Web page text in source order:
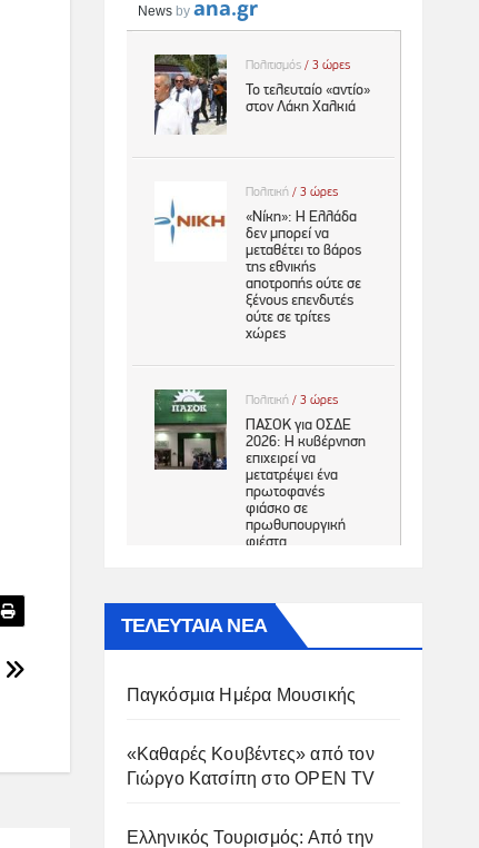
ΤΕΛΕΥΤΑΙΑ ΝΕΑ
Παγκόσμια Ημέρα Μουσικής
«Καθαρές Κουβέντες» από τον
Γιώργο Κατσίπη στο OPEN TV
Ελληνικός Τουρισμός: Από την